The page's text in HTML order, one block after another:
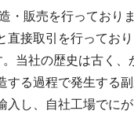
・販売を行っており
接取引を行ってお
当社の歴史は古く、
する過程で発生する
入し、自社工場でに